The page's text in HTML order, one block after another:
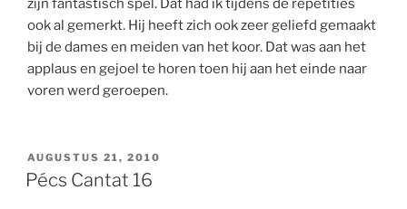
zijn fantastisch spel. Dat had ik tijdens de repetities
ook al gemerkt. Hij heeft zich ook zeer geliefd gemaakt
bij de dames en meiden van het koor. Dat was aan het
applaus en gejoel te horen toen hij aan het einde naar
voren werd geroepen.
GEPLAATST
OP
AUGUSTUS 21, 2010
Pécs Cantat 16